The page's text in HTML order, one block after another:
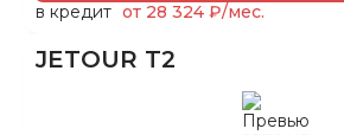
в кредит от 28 324 ₽/мес.
JETOUR T2